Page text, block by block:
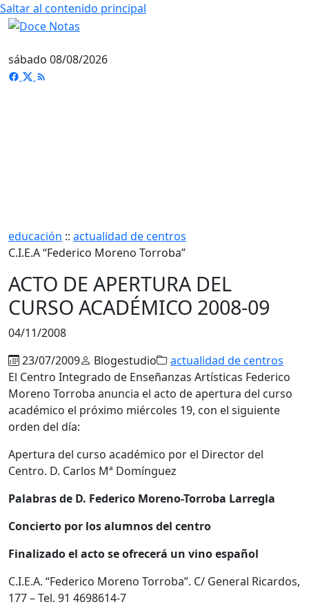
Saltar al contenido principal
sábado 08/08/2026
educación :: actualidad de centros
C.I.E.A “Federico Moreno Torroba”
ACTO DE APERTURA DEL
CURSO ACADÉMICO 2008-09
04/11/2008
23/07/2009
Blogestudio
actualidad de centros
El Centro Integrado de Enseñanzas Artísticas Federico
Moreno Torroba anuncia el acto de apertura del curso
académico el próximo miércoles 19, con el siguiente
orden del día:
Apertura del curso académico por el Director del
Centro. D. Carlos Mª Domínguez
Palabras de D. Federico Moreno-Torroba Larregla
Concierto por los alumnos del centro
Finalizado el acto se ofrecerá un vino español
C.I.E.A. “Federico Moreno Torroba”. C/ General Ricardos,
177 – Tel. 91 4698614-7